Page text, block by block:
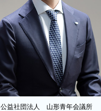
公益社団法人 山形青年会議所